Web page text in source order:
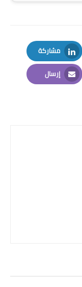
وزارة التعليم
مشاركة
LinkedIn
إرسال
Email